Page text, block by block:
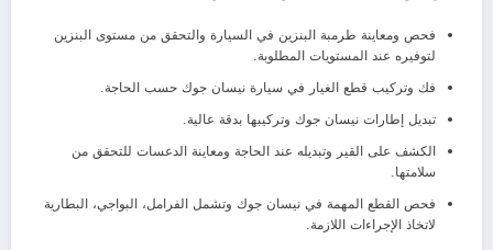
فحص ومعاينة طرمبة البنزين في السيارة والتحقق من مستوى البنزين
لتوفيره عند المستويات المطلوبة.
فك وتركيب قطع الغيار في سيارة نيسان جوك حسب الحاجة.
تبديل إطارات نيسان جوك وتركيبها بدقة عالية.
الكشف على القير وتبديله عند الحاجة ومعاينة الدعسات للتحقق من
سلامتها.
فحص القطع المهمة في نيسان جوك وتشمل الفرامل، البواجي، البطارية
لاتخاذ الإجراءات اللازمة.